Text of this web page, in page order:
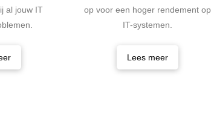
al jouw IT
op voor een hoger rendement op
IT-systemen.
Lees meer